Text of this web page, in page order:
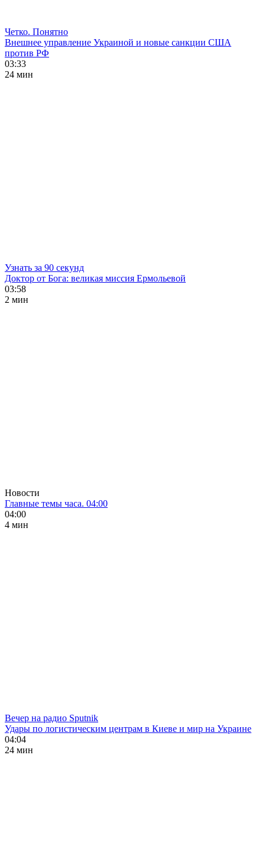
Четко. Понятно
Внешнее управление Украиной и новые санкции США
против РФ
03:33
24 мин
Узнать за 90 секунд
Доктор от Бога: великая миссия Ермольевой
03:58
2 мин
Новости
Главные темы часа. 04:00
04:00
4 мин
Вечер на радио Sputnik
Удары по логистическим центрам в Киеве и мир на Украине
04:04
24 мин